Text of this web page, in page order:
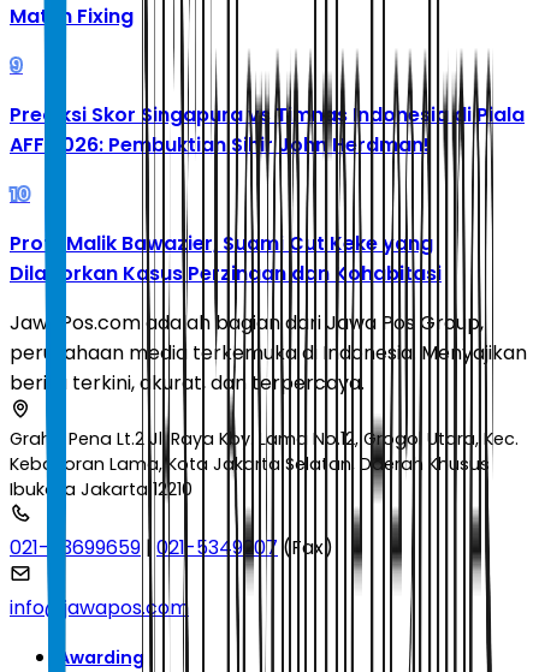
Match Fixing
9
Prediksi Skor Singapura vs Timnas Indonesia di Piala
AFF 2026: Pembuktian Sihir John Herdman!
10
Profil Malik Bawazier, Suami Cut Keke yang
Dilaporkan Kasus Perzinaan dan Kohabitasi
JawaPos.com adalah bagian dari Jawa Pos Group,
perusahaan media terkemuka di Indonesia. Menyajikan
berita terkini, akurat, dan terpercaya.
Graha Pena Lt.2 Jl. Raya Kby. Lama No.12, Grogol Utara, Kec.
Kebayoran Lama, Kota Jakarta Selatan, Daerah Khusus
Ibukota Jakarta 12210
021-53699659 | 021-5349207 (Fax)
info@jawapos.com
Awarding